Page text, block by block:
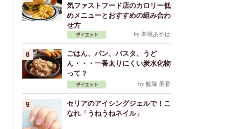
気ファストフード店のカロリー低
めメニューとおすすめの組み合わ
せ方
by 本橋あやは
ごはん、パン、パスタ、うど
ん・・・一番太りにくい炭水化物
って？
by 飯塚 美香
セリアのアイシングジェルで！こ
なれ「うねうねネイル」